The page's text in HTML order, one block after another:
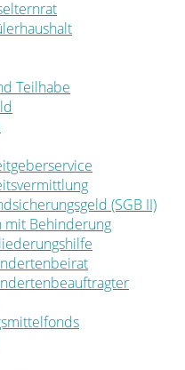
Teilhabe
(SGB II)
mit Behinderung